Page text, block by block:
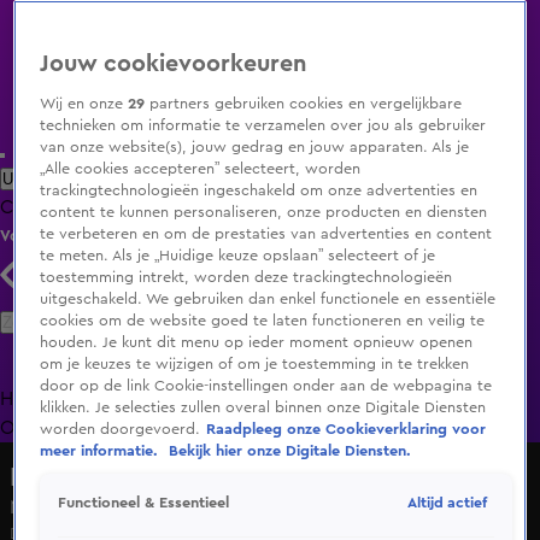
Uitzending Gemist Populaire programma's Zenders Genres
ClipsFilmsRadioSmart TV inlogShop
Volg KIJK
Zoeken
HomeUitzending Gemist Programma's De Bondgenoten
OranjezomerLivestreamsShop
Noa Vahle open over paardentherapie op Mallorca
Di 26 mei, 05:00
Jouw cookievoorkeuren
Wij en onze29 partners gebruiken cookies en vergelijkbare
technieken om informatie te verzamelen over jou als gebruiker
van onze website(s), jouw gedrag en jouw apparaten. Als je
„Alle cookies accepteren” selecteert, worden
trackingtechnologieën ingeschakeld om onze advertenties en
content te kunnen personaliseren, onze producten en diensten
te verbeteren en om de prestaties van advertenties en content
te meten. Als je „Huidige keuze opslaan” selecteert of je
toestemming intrekt, worden deze trackingtechnologieën
uitgeschakeld. We gebruiken dan enkel functionele en essentiële
cookies om de website goed te laten functioneren en veilig te
houden. Je kunt dit menu op ieder moment opnieuw openen
om je keuzes te wijzigen of om je toestemming in te trekken
door op de link Cookie-instellingen onder aan de webpagina te
klikken. Je selecties zullen overal binnen onze Digitale Diensten
worden doorgevoerd.
Raadpleeg onze Cookieverklaring voor
meer informatie.
Bekijk hier onze Digitale Diensten.
Functioneel & Essentieel Altijd actief